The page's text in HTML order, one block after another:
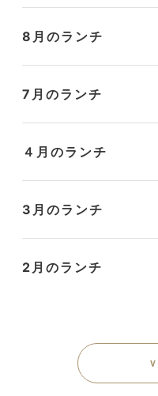
8月のランチ
7月のランチ
４月のランチ
3月のランチ
2月のランチ